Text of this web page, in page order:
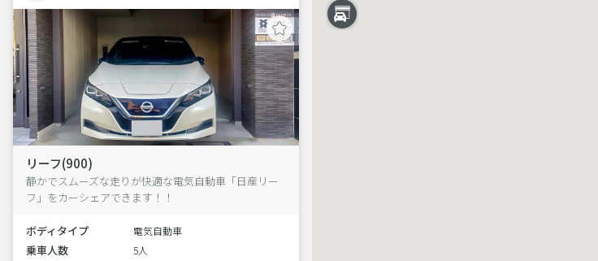
リーフ(900)
静かでスムーズな走りが快適な電気自動車「日産リー
フ」をカーシェアできます！！
ボディタイプ 電気自動車
乗車人数 5人